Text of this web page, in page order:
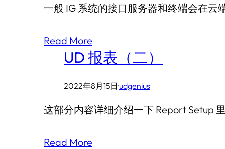
一般 IG 系统的接口服务器和终端会在
Read More
UD 报表（二）
2022年8月15日·udgenius
这部分内容详细介绍一下 Report Setup
Read More